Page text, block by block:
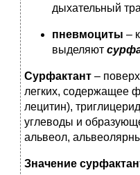
дыхательный
пневмоциты –
выделяют
Сурфактант –
легких, содержащее
лецитин),
углеводы и
альвеол,
Значение